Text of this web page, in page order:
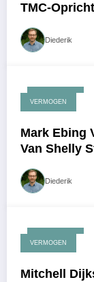
TMC-
Diederik
juli 24, 2026
VERMOGEN
Mark Ebing
Van Shelly
Diederik
juli 22, 2026
VERMOGEN
Mitchell